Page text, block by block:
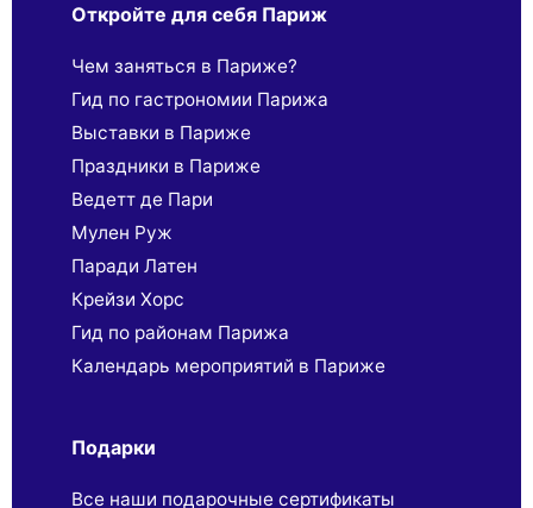
Откройте для себя Париж
Чем заняться в Париже?
Гид по гастрономии Парижа
Выставки в Париже
Праздники в Париже
Ведетт де Пари
Мулен Руж
Паради Латен
Крейзи Хорс
Гид по районам Парижа
Календарь мероприятий в Париже
Подарки
Все наши подарочные сертификаты